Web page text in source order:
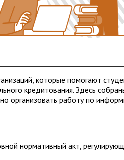
которые помогают
кредитования. Здесь
организовать работу по
нормативный акт,